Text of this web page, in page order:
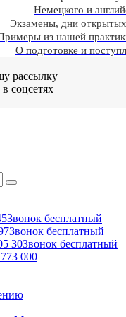
Немецкого и
Экзамены, дни
из нашей
О подготовке и
рассылку
соцсетях
Звонок бесплатный
Звонок бесплатный
30Звонок бесплатный
000